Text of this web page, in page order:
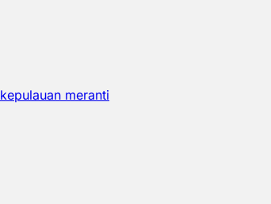
kepulauan meranti